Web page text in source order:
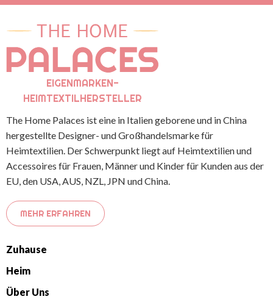
EIGENMARKEN-
HEIMTEXTILHERSTELLER
The Home Palaces ist eine in Italien geborene und in China
hergestellte Designer- und Großhandelsmarke für
Heimtextilien. Der Schwerpunkt liegt auf Heimtextilien und
Accessoires für Frauen, Männer und Kinder für Kunden aus der
EU, den USA, AUS, NZL, JPN und China.
MEHR ERFAHREN
Zuhause
Heim
Über Uns